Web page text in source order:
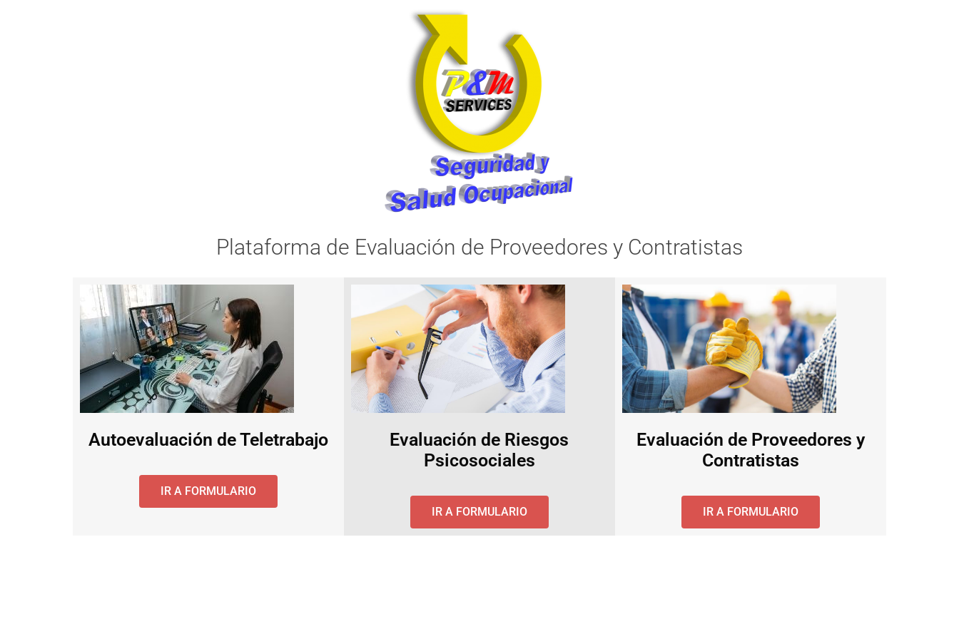
Plataforma de Evaluación de Proveedores y Contratistas
Autoevaluación de Teletrabajo
IR A FORMULARIO
Evaluación de Riesgos
Psicosociales
IR A FORMULARIO
Evaluación de Proveedores y
Contratistas
IR A FORMULARIO